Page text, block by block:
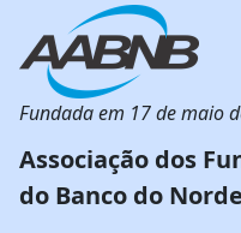
Fundada em 17 de maio
Associação dos
do Banco do